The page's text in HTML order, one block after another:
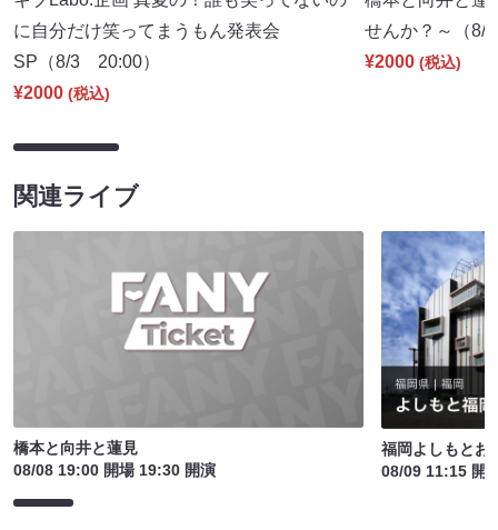
に自分だけ笑ってまうもん発表会
SP（8/3 20:00）
¥2000 (税込)
せんか？～（
¥2000 (税込)
関連ライブ
橋本と向井と蓮見
08/08 19:00 開場 19:30 開演
福岡よしもとお
08/09 11:15 開